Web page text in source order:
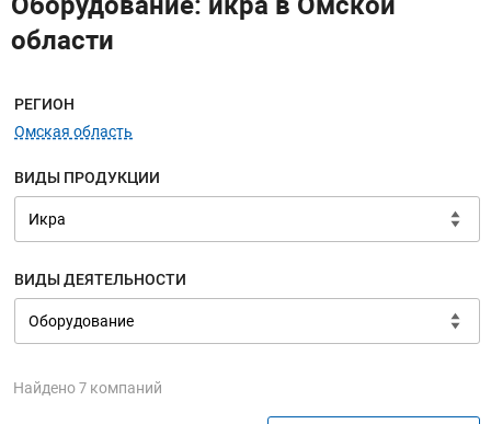
области
Меню навигации
РЕГИОН
Омская область
ВИДЫ ПРОДУКЦИИ
ВИДЫ ДЕЯТЕЛЬНОСТИ
Найдено 7 компаний